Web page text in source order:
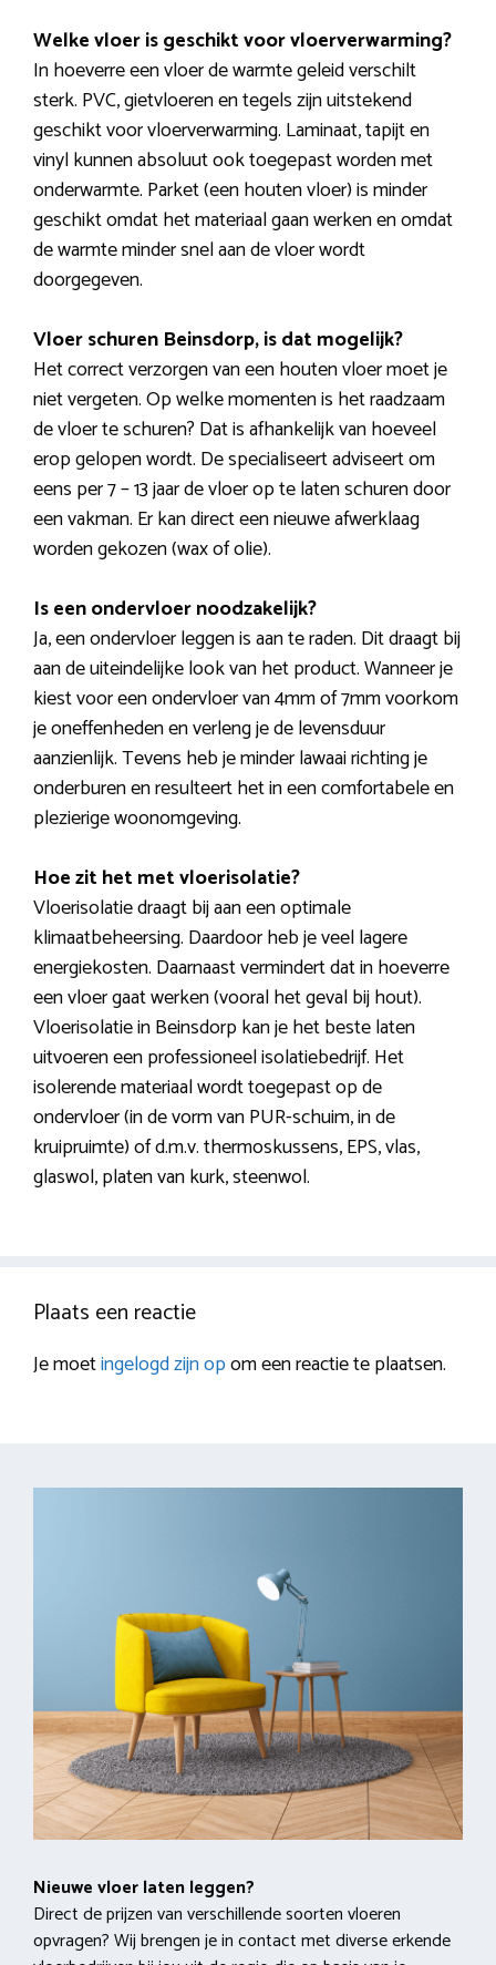
Welke vloer is geschikt voor vloerverwarming?
In hoeverre een vloer de warmte geleid verschilt
sterk. PVC, gietvloeren en tegels zijn uitstekend
geschikt voor vloerverwarming. Laminaat, tapijt en
vinyl kunnen absoluut ook toegepast worden met
onderwarmte. Parket (een houten vloer) is minder
geschikt omdat het materiaal gaan werken en omdat
de warmte minder snel aan de vloer wordt
doorgegeven.
Vloer schuren Beinsdorp, is dat mogelijk?
Het correct verzorgen van een houten vloer moet je
niet vergeten. Op welke momenten is het raadzaam
de vloer te schuren? Dat is afhankelijk van hoeveel
erop gelopen wordt. De specialiseert adviseert om
eens per 7 – 13 jaar de vloer op te laten schuren door
een vakman. Er kan direct een nieuwe afwerklaag
worden gekozen (wax of olie).
Is een ondervloer noodzakelijk?
Ja, een ondervloer leggen is aan te raden. Dit draagt bij
aan de uiteindelijke look van het product. Wanneer je
kiest voor een ondervloer van 4mm of 7mm voorkom
je oneffenheden en verleng je de levensduur
aanzienlijk. Tevens heb je minder lawaai richting je
onderburen en resulteert het in een comfortabele en
plezierige woonomgeving.
Hoe zit het met vloerisolatie?
Vloerisolatie draagt bij aan een optimale
klimaatbeheersing. Daardoor heb je veel lagere
energiekosten. Daarnaast vermindert dat in hoeverre
een vloer gaat werken (vooral het geval bij hout).
Vloerisolatie in Beinsdorp kan je het beste laten
uitvoeren een professioneel isolatiebedrijf. Het
isolerende materiaal wordt toegepast op de
ondervloer (in de vorm van PUR-schuim, in de
kruipruimte) of d.m.v. thermoskussens, EPS, vlas,
glaswol, platen van kurk, steenwol.
Plaats een reactie
Je moetingelogd zijn opom een reactie te plaatsen.
Nieuwe vloer laten leggen?
Direct de prijzen van verschillende soorten vloeren
opvragen? Wij brengen je in contact met diverse erkende